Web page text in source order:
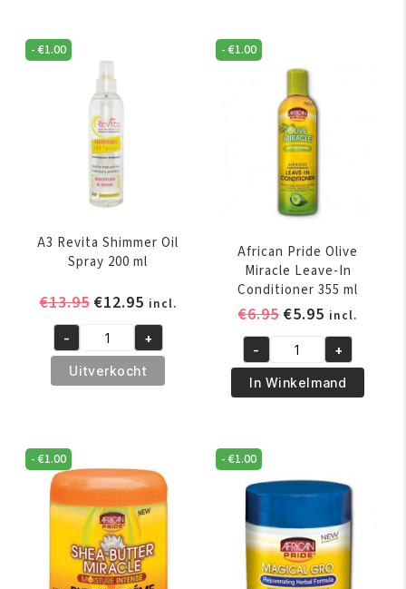
-€1.00
A3 Revita Shimmer Oil
Spray 200 ml
€13.95 Oorspronkelijke
was:
€13.95.
€12.95Huidige
prijs
is:
€12.95.
incl.
A3
Revita
Shimmer
200
ml
aantal
- +
Uitverkocht
-€1.00
African Pride Olive
Miracle Leave-In
Conditioner 355 ml
€6.95
was:
€6.95.
€5.95 Huidige
prijs
is:
€5.95.
incl.
African
Pride
Olive
Leave-
In
Conditioner
355
ml
aantal
- +
In Winkelmand
-€1.00 -€1.00